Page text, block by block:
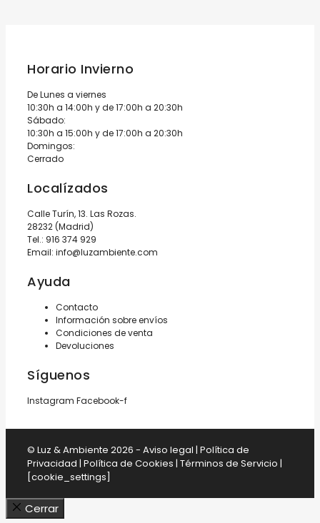
Horario Invierno
De Lunes a viernes
10:30h a 14:00h y de 17:00h a 20:30h
Sábado:
10:30h a 15:00h y de 17:00h a 20:30h
Domingos:
Cerrado
Localízados
Calle Turín, 13. Las Rozas.
28232 (Madrid)
Tel.: 916 374 929
Email: info@luzambiente.com
Ayuda
Contacto
Información sobre envíos
Condiciones de venta
Devoluciones
Síguenos
Instagram Facebook-f
© Luz & Ambiente 2026 - Aviso legal | Política de
Privacidad | Política de Cookies | Términos de Servicio |
[cookie_settings]
Cerrar